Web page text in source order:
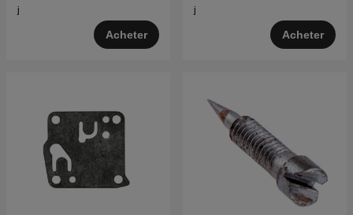
j
Acheter
j
Acheter